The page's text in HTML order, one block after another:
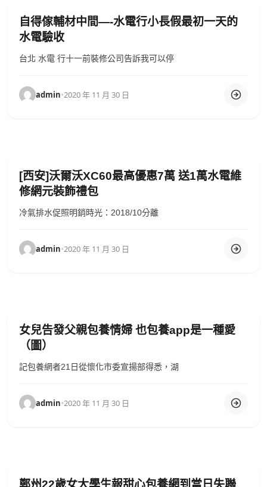
自得傢輔材中間—-水電行小長假最初一天的
水電驗收
台北 水電 行十一前裝修公司告訴我可以停
admin•2020 年 11 月 30 日
[西安]沃爾沃XC60最高優惠7萬 送1萬水電維
修網元裝飾禮包
冷氣排水促照明銷時光：2018/10分離
admin•2020 年 11 月 30 日
女兒告發父親包養情婦 也包養app是一種愛
（圖）
記包養網者21日從懷化市委宣揚部得悉，湖
admin•2020 年 11 月 30 日
鄭州22歲女大學生報甜心包養網到當日失聯